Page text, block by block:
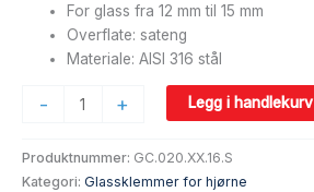
For glass fra 12 mm til 15 mm
Overflate: sateng
Materiale: AISI 316 stål
- + Legg i handlekurv
Produktnummer: GC.020.XX.16.S
Kategori: Glassklemmer for hjørne